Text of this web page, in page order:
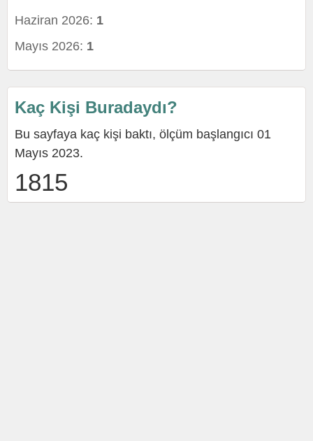
Haziran 2026: 1
Mayıs 2026: 1
Kaç Kişi Buradaydı?
Bu sayfaya kaç kişi baktı, ölçüm başlangıcı 01
Mayıs 2023.
1815